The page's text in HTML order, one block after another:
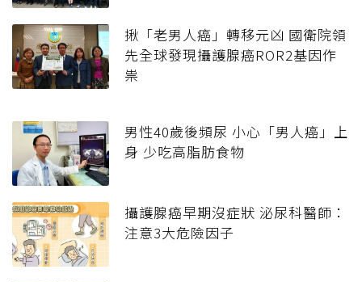
揪「老男人癌」轉移元凶 國衛院領
先全球發現攝護腺癌ROR2基因作
祟
男性40歲後頻尿 小心「男人癌」上
身 少吃高脂肪食物
攝護腺癌早期沒症狀 泌尿科醫師：
注意3大危險因子